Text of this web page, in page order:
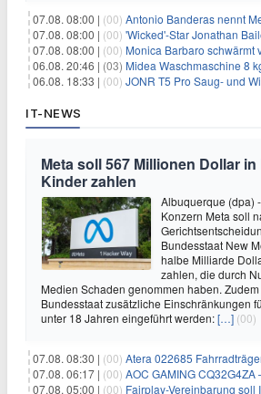
07.08. 08:00 | (00) Antonio Banderas nennt Melanie
07.08. 08:00 | (00) 'Wicked'-Star Jonathan Bailey verrät
07.08. 08:00 | (00) Monica Barbaro schwärmt
06.08. 20:46 | (03) Midea Waschmaschine 8 kg
06.08. 18:33 | (00) JONR T5 Pro Saug- und
IT-NEWS
Meta soll 567 Millionen Dollar
Kinder zahlen
Albuquerque (dpa)
Konzern Meta soll
Bundesstaat New
halbe Milliarde
zahlen, die durch
Medien Schaden genommen haben.
Bundesstaat zusätzliche Einschränkungen
unter 18 Jahren eingeführt werden:[…] (00)
07.08. 08:30 | (00) Atera 022685 Fahrradträger
07.08. 06:17 | (00) AOC GAMING CQ32G4ZA – Ein
07.08. 05:00 | (00) Fairplay-Vereinbarung soll